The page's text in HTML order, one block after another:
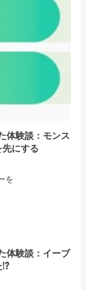
体験談：モンス
にする
を
体験談：イーブ